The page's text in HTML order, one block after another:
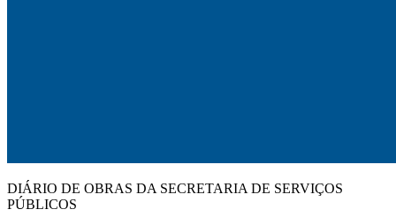
DIÁRIO DE OBRAS DA SECRETARIA DE SERVIÇOS
PÚBLICOS